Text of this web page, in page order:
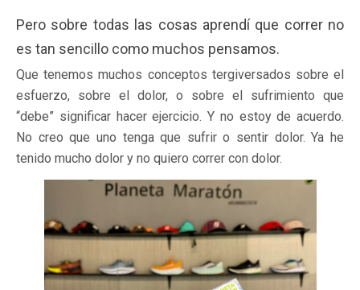
Pero sobre todas las cosas aprendí que correr no
es tan sencillo como muchos pensamos.
Que tenemos muchos conceptos tergiversados sobre el
esfuerzo, sobre el dolor, o sobre el sufrimiento que
“debe” significar hacer ejercicio. Y no estoy de acuerdo.
No creo que uno tenga que sufrir o sentir dolor. Ya he
tenido mucho dolor y no quiero correr con dolor.